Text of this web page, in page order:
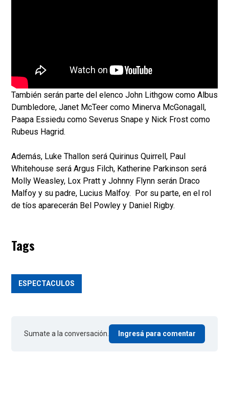
También serán parte del elenco John Lithgow como Albus
Dumbledore, Janet McTeer como Minerva McGonagall,
Paapa Essiedu como Severus Snape y Nick Frost como
Rubeus Hagrid.
Además, Luke Thallon será Quirinus Quirrell, Paul
Whitehouse será Argus Filch, Katherine Parkinson será
Molly Weasley, Lox Pratt y Johnny Flynn serán Draco
Malfoy y su padre, Lucius Malfoy. Por su parte, en el rol
de tíos aparecerán Bel Powley y Daniel Rigby.
Tags
ESPECTACULOS
Sumate a la conversación. Ingresá para comentar